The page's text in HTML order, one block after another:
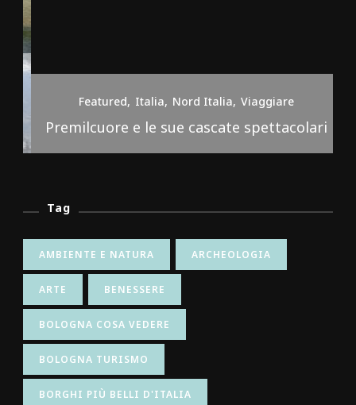
Featured Italia Nord Italia Viaggiare
Premilcuore e le sue cascate spettacolari
Tag
AMBIENTE E NATURA ARCHEOLOGIA
ARTE BENESSERE
BOLOGNA COSA VEDERE
BOLOGNA TURISMO
BORGHI PIÙ BELLI D'ITALIA